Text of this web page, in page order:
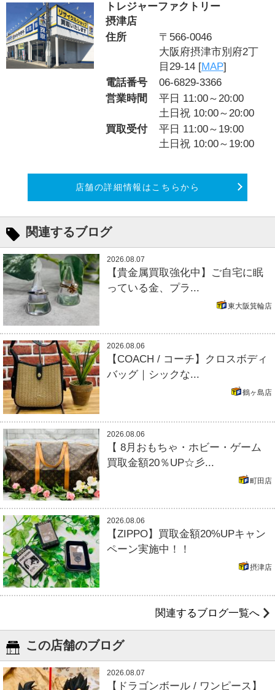
トレジャーファクトリー
摂津店
住所
〒566-0046
大阪府摂津市別府2丁
目29-14 [MAP]
電話番号
06-6829-3366
営業時間
平日 11:00～20:00
土日祝 10:00～20:00
買取受付
平日 11:00～19:00
土日祝 10:00～19:00
店舗の詳細情報はこちらから
関連するブログ
2026.08.07
【貴金属買取強化中】ご自宅に眠
っている金、プラ...
東大阪箕輪店
2026.08.06
【COACH / コーチ】クロスボディ
バッグ｜シックな...
鶴ヶ島店
2026.08.06
【 8月おもちゃ・ホビー・ゲーム
買取金額20％UP☆彡...
町田店
2026.08.06
【ZIPPO】買取金額20%UPキャン
ペーン実施中！！
摂津店
関連するブログ一覧へ
この店舗のブログ
2026.08.07
【ドラゴンボール / ワンピース】